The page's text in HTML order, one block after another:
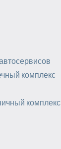
комплекс
комплекс